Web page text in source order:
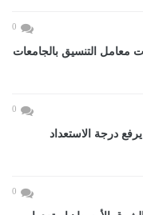
0
الأولى 2026.. خدمات معامل التنسيق بالجامعات
0
درجة الاستعداد
0